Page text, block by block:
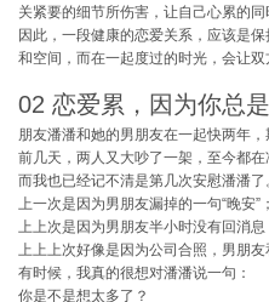
关紧要的细节所伤害，让自己心累的同
因此，一段健康的恋爱关系，应该是
和空间，而在一起度过的时光，会让双
02 恋爱累，因为你总
朋友潘潘和她的男朋友在一起快两年，
前几天，两人又大吵了一架，至今都在
而我也已经记不清是第几次安慰潘潘了
上一次是因为男朋友漏掉的一句“晚安”；
上上次是因为男朋友半小时没有回消息
上上上次好像是因为公司合照，男朋
有时候，我真的很想对潘潘说一句：
你是不是想太多了？